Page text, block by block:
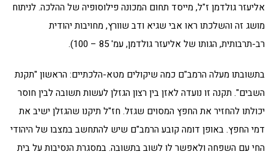
אליעזר גולדמן ז"ל, מייסד תחום המכונה פילוסופיה של ההלכה. לניתוח
מושג זה והשלכתו ראו אבי שגיא ודב שוורץ, מחויבות יהודית
רב-תרבותית, הגותו של אליעזר גולדמן, עמ' 85 – 100).
בתשובתו מעלה הרמב"ם כמה שיקולים מטא-הלכתיים: הראשון "תקנת
השבים". תקנה זו נועדה לאזן בין רצון הגזלן לעשות תשובה לבין חוסר
יכולתו להחזיר את החפץ המסוים שגזל. חז"ל תיקנו שהגזלן ישיב את
דמי החפץ. באופן דומה קובע הרמב"ם שיש להתחשב במצבו של היהודי
החי עם השפחה ולאפשר לו לשוב בתשובה. במסגרת הנסיבות על בית